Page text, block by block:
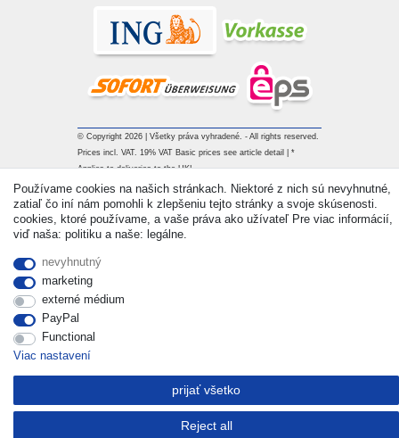
© Copyright 2026 | Všetky práva vyhradené. - All rights reserved.
Prices incl. VAT. 19% VAT Basic prices see article detail | *
Applies to deliveries to the UK!
Používame cookies na našich stránkach. Niektoré z nich sú nevyhnutné,
zatiaľ čo iní nám pomohli k zlepšeniu tejto stránky a svoje skúsenosti.
cookies, ktoré používame, a vaše práva ako užívateľ Pre viac informácií,
viď naša: politiku a naše: legálne.
nevyhnutný
marketing
externé médium
PayPal
Functional
Viac nastavení
prijať všetko
Reject all
Withdraw from contract here Kontakt